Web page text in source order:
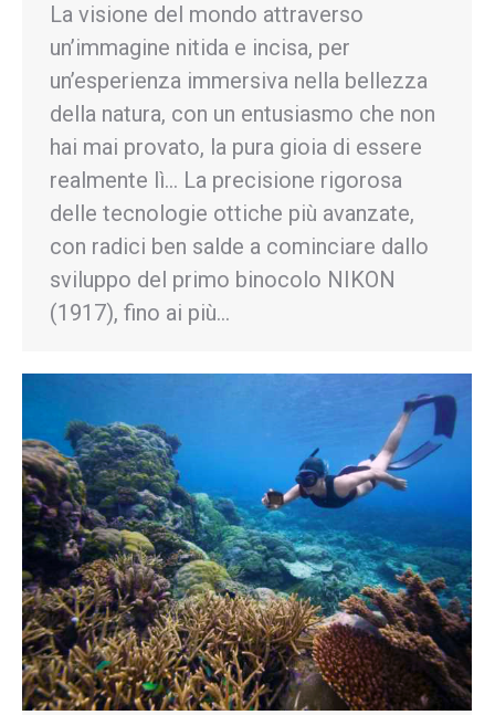
La visione del mondo attraverso
un’immagine nitida e incisa, per
un’esperienza immersiva nella bellezza
della natura, con un entusiasmo che non
hai mai provato, la pura gioia di essere
realmente lì… La precisione rigorosa
delle tecnologie ottiche più avanzate,
con radici ben salde a cominciare dallo
sviluppo del primo binocolo NIKON
(1917), fino ai più…